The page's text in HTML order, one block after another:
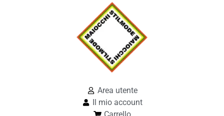
Area utente
Il mio account
Carrello